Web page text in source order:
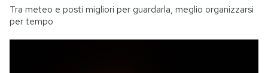
Tra meteo e posti migliori per guardarla, meglio organizzarsi
per tempo